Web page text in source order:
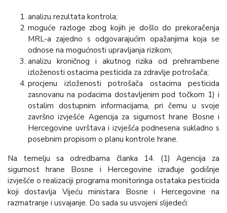
analizu rezultata kontrola;
moguće razloge zbog kojih je došlo do prekoračenja
MRL-a zajedno s odgovarajućim opažanjima koja se
odnose na mogućnosti upravljanja rizikom;
analizu kroničnog i akutnog rizika od prehrambene
izloženosti ostacima pesticida za zdravlje potrošača;
procjenu izloženosti potrošača ostacima pesticida
zasnovanu na podacima dostavljenim pod točkom 1) i
ostalim dostupnim informacijama, pri čemu u svoje
završno izvješće Agencija za sigurnost hrane Bosne i
Hercegovine uvrštava i izvješća podnesena sukladno s
posebnim propisom o planu kontrole hrane.
Na temelju sa odredbama članka 14. (1) Agencija za
sigurnost hrane Bosne i Hercegovine izrađuje godišnje
izvješće o realizaciji programa monitoringa ostataka pesticida
koji dostavlja Vijeću ministara Bosne i Hercegovine na
razmatranje i usvajanje. Do sada su usvojeni slijedeći: